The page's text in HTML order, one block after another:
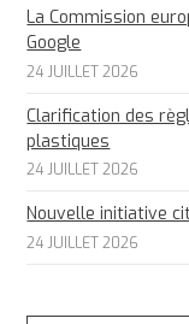
La Commission
Google
24 JUILLET 2026
Clarification des
plastiques
24 JUILLET 2026
Nouvelle initiative
24 JUILLET 2026